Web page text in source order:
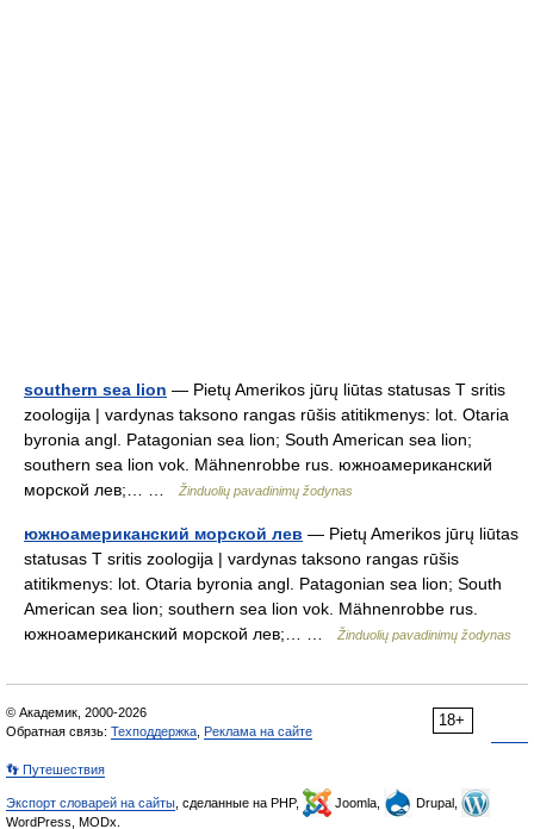
southern sea lion — Pietų Amerikos jūrų liūtas statusas T sritis
zoologija | vardynas taksono rangas rūšis atitikmenys: lot. Otaria
byronia angl. Patagonian sea lion; South American sea lion;
southern sea lion vok. Mähnenrobbe rus. южноамериканский
морской лев;… …
Žinduolių pavadinimų žodynas
южноамериканский морской лев — Pietų Amerikos jūrų liūtas
statusas T sritis zoologija | vardynas taksono rangas rūšis
atitikmenys: lot. Otaria byronia angl. Patagonian sea lion; South
American sea lion; southern sea lion vok. Mähnenrobbe rus.
южноамериканский морской лев;… …
Žinduolių pavadinimų žodynas
18+
© Академик, 2000-2026
Обратная связь: Техподдержка Реклама на сайте
👣 Путешествия
Экспорт словарей на сайты , сделанные на PHP, Joomla,
Drupal,
WordPress, MODx.